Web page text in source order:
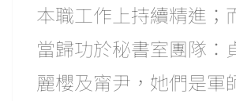
本職工作上持續精進；
當歸功於秘書室團隊：
麗櫻及甯尹，她們是軍